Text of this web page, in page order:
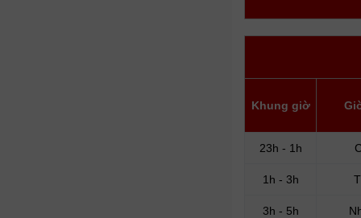
Khung giờ
23h - 1h
1h - 3h
3h - 5h